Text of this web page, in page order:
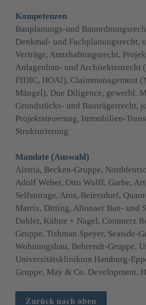
Kompetenzen
Bauplanungs-und
Denkmal- und Fachplanungsrecht,
Verträge, Amtshaftungsrecht,
Anlagenbau- und Architektenrecht
FIDIC, HOAI), Claimmanagement
Mängel), Due Diligence, gewerbl.
Grundstücks- und Bauträgerrecht,
Projektsteuerung, Immobilien-
Strukturierung
Mandate (Auswahl)
Alstria, Becken-Gruppe,
Adolf Weber, Otto Wulff, Garbe,
Selfstorage, Atos, Beiersdorf,
Matrix, Ditting, Altonaer Bau- und
Dahler, Kühne + Nagel, Commerz
Gruppe, Tishman Speyer, Seaside-
Wohnungsbau, Behrendt-Gruppe,
Universitätsklinikum Hamburg-
Gruppe, May & Co. Development,
Zurück nach oben